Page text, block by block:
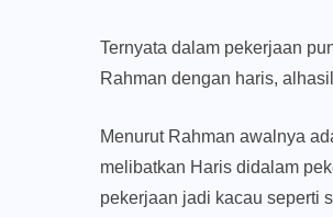
Ternyata dalam pekerjaan
Rahman dengan haris,
Menurut Rahman awalnya
melibatkan Haris didalam
pekerjaan jadi kacau seperti